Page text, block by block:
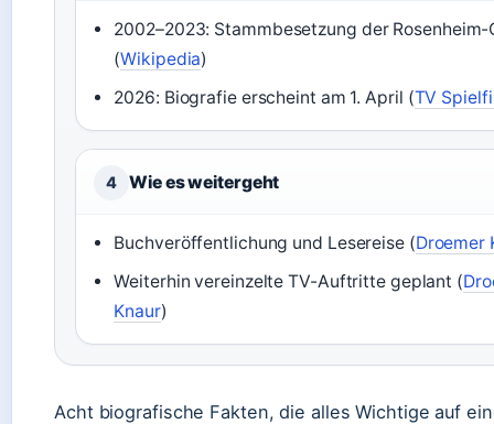
2002–2023: Stammbesetzung der Rosenheim-
(Wikipedia)
2026: Biografie erscheint am 1. April (TV
4 Wie es weitergeht
Buchveröffentlichung und Lesereise (Droemer
Weiterhin vereinzelte TV-Auftritte geplant (
Knaur)
Acht biografische Fakten, die alles Wichtige auf